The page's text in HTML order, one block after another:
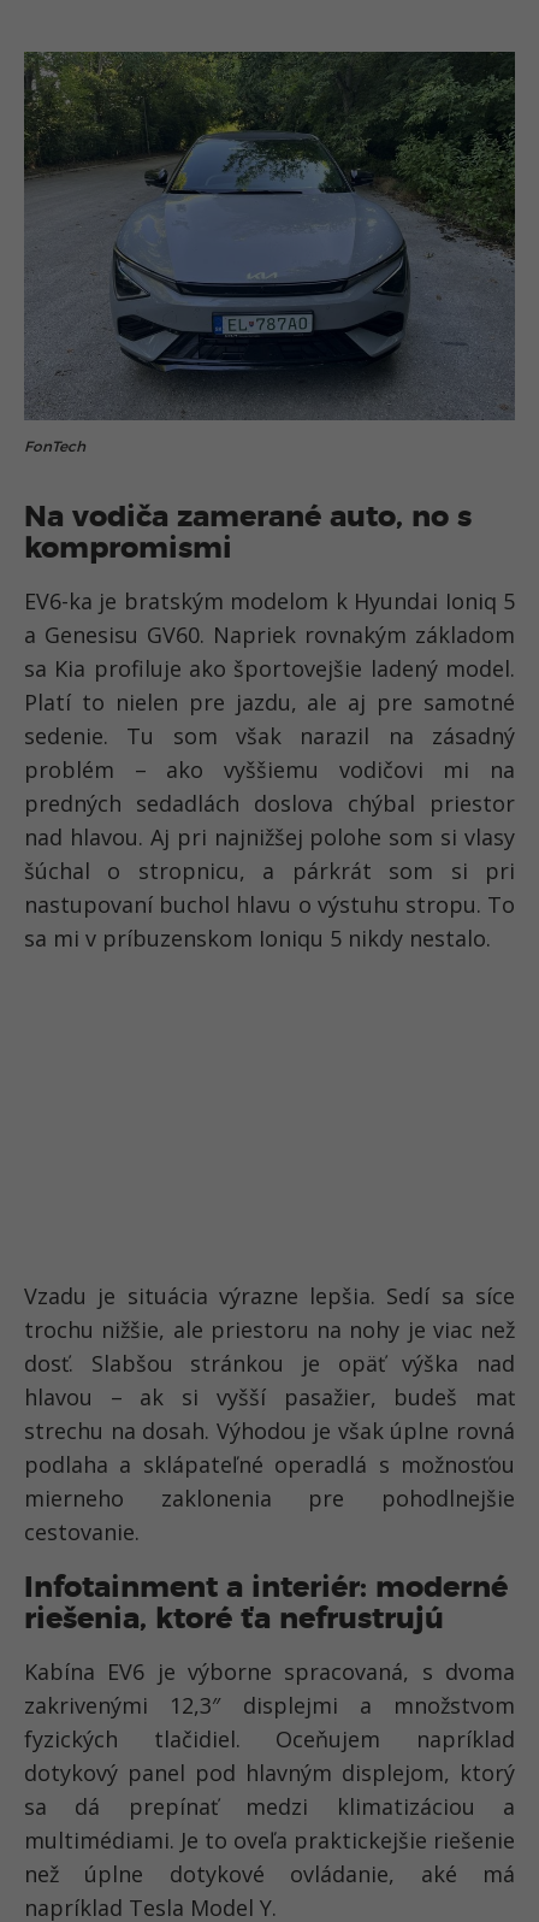
FonTech
Na vodiča zamerané auto, no s
kompromismi
EV6-ka je bratským modelom k Hyundai Ioniq 5
a Genesisu GV60. Napriek rovnakým základom
sa Kia profiluje ako športovejšie ladený model.
Platí to nielen pre jazdu, ale aj pre samotné
sedenie. Tu som však narazil na zásadný
problém – ako vyššiemu vodičovi mi na
predných sedadlách doslova chýbal priestor
nad hlavou. Aj pri najnižšej polohe som si vlasy
šúchal o stropnicu, a párkrát som si pri
nastupovaní buchol hlavu o výstuhu stropu. To
sa mi v príbuzenskom Ioniqu 5 nikdy nestalo.
Vzadu je situácia výrazne lepšia. Sedí sa síce
trochu nižšie, ale priestoru na nohy je viac než
dosť. Slabšou stránkou je opäť výška nad
hlavou – ak si vyšší pasažier, budeš mať
strechu na dosah. Výhodou je však úplne rovná
podlaha a sklápateľné operadlá s možnosťou
mierneho zaklonenia pre pohodlnejšie
cestovanie.
Infotainment a interiér: moderné
riešenia, ktoré ťa nefrustrujú
Kabína EV6 je výborne spracovaná, s dvoma
zakrivenými 12,3″ displejmi a množstvom
fyzických tlačidiel. Oceňujem napríklad
dotykový panel pod hlavným displejom, ktorý
sa dá prepínať medzi klimatizáciou a
multimédiami. Je to oveľa praktickejšie riešenie
než úplne dotykové ovládanie, aké má
napríklad Tesla Model Y.